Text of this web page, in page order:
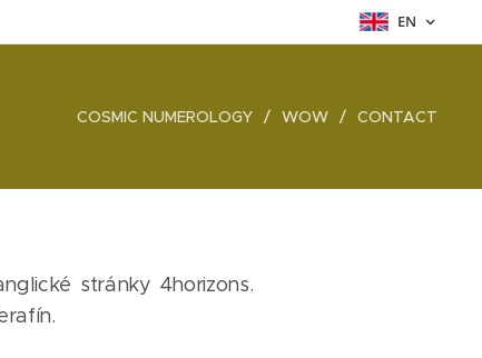
EN
COSMIC NUMEROLOGY WOW CONTACT
stránky 4horizons.